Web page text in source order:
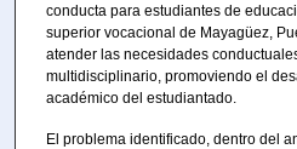
conducta para estudiantes de
superior vocacional de Mayagüez,
atender las necesidades
multidisciplinario, promoviendo el
académico del estudiantado.
El problema identificado, dentro del